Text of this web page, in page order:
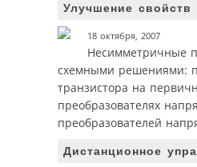
Улучшение свойств
18 октября, 2007
Несимметричные
схемными решениями:
транзистора на
преобразователях
преобразователей
Дистанционное